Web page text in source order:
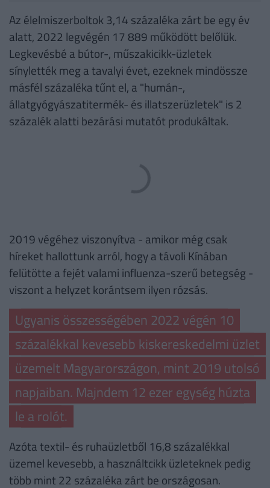
Az élelmiszerboltok 3,14 százaléka zárt be egy év
alatt, 2022 legvégén 17 889 működött belőlük.
Legkevésbé a bútor-, műszakicikk-üzletek
sínylették meg a tavalyi évet, ezeknek mindössze
másfél százaléka tűnt el, a "humán-,
állatgyógyászatitermék- és illatszerüzletek" is 2
százalék alatti bezárási mutatót produkáltak.
2019 végéhez viszonyítva - amikor még csak
híreket hallottunk arról, hogy a távoli Kínában
felütötte a fejét valami influenza-szerű betegség -
viszont a helyzet korántsem ilyen rózsás.
Ugyanis összességében 2022 végén 10
százalékkal kevesebb kiskereskedelmi üzlet
üzemelt Magyarországon, mint 2019 utolsó
napjaiban. Majndem 12 ezer egység húzta
le a rolót.
Azóta textil- és ruhaüzletből 16,8 százalékkal
üzemel kevesebb, a használtcikk üzleteknek pedig
több mint 22 százaléka zárt be országosan.